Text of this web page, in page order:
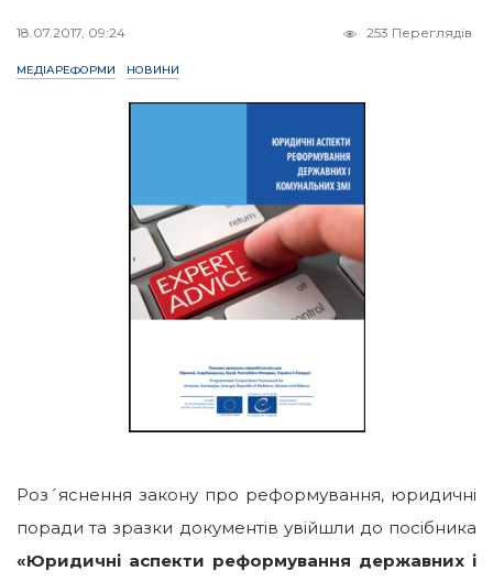
18.07.2017, 09:24 253 Переглядів
МЕДІАРЕФОРМИ НОВИНИ
Роз´яснення закону про реформування, юридичні
поради та зразки документів увійшли до посібника
«Юридичні аспекти реформування державних і